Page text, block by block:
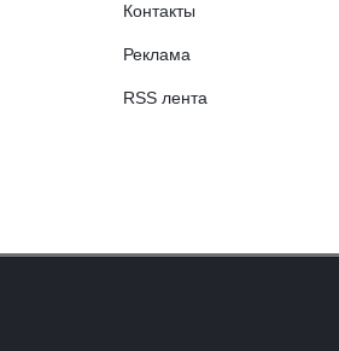
Контакты
Реклама
RSS лента